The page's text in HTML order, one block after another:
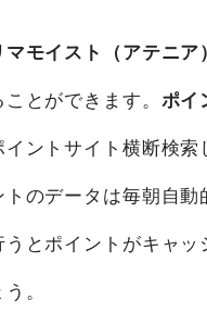
マモイスト（アテニア
ことができます。 ポイ
イントサイト横断検
トのデータは毎朝自